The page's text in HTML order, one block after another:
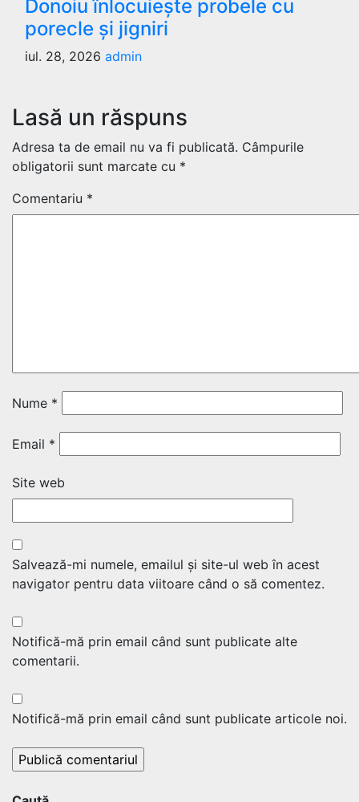
Donoiu înlocuiește probele cu
porecle și jigniri
iul. 28, 2026 admin
Lasă un răspuns
Adresa ta de email nu va fi publicată. Câmpurile
obligatorii sunt marcate cu *
Comentariu *
Nume *
Email *
Site web
Salvează-mi numele, emailul și site-ul web în acest
navigator pentru data viitoare când o să comentez.
Notifică-mă prin email când sunt publicate alte
comentarii.
Notifică-mă prin email când sunt publicate articole noi.